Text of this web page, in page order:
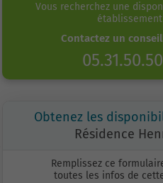
Vous recherchez une
établissement
Contactez un
Obtenez les
Résidence
Remplissez ce
toutes les infos de